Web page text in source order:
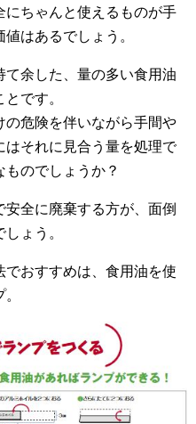
ちゃんと使えるものが手
はあるでしょう。
て余した、量の多い食用油
です。
の危険を伴いながら手間や
はそれに見合う量を処理で
のでしょうか？
全に廃棄する方が、面倒
ょう。
おすすめは、食用油を使